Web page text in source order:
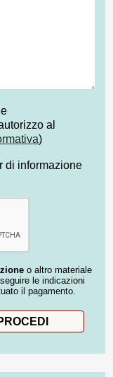
al
)
di informazione
o altro materiale
le indicazioni
il pagamento.